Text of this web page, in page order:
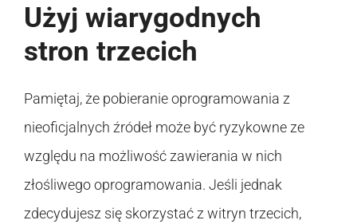
Użyj wiarygodnych
stron trzecich
Pamiętaj, że pobieranie oprogramowania z
nieoficjalnych źródeł może być ryzykowne ze
względu na możliwość zawierania w nich
złośliwego oprogramowania. Jeśli jednak
zdecydujesz się skorzystać z witryn trzecich,